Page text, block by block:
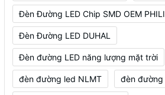
Đèn Đường LED Chip SMD OEM
Đèn Đường LED DUHAL
Đèn đường LED năng lượng mặt trời
đèn đường led NLMT đèn đường